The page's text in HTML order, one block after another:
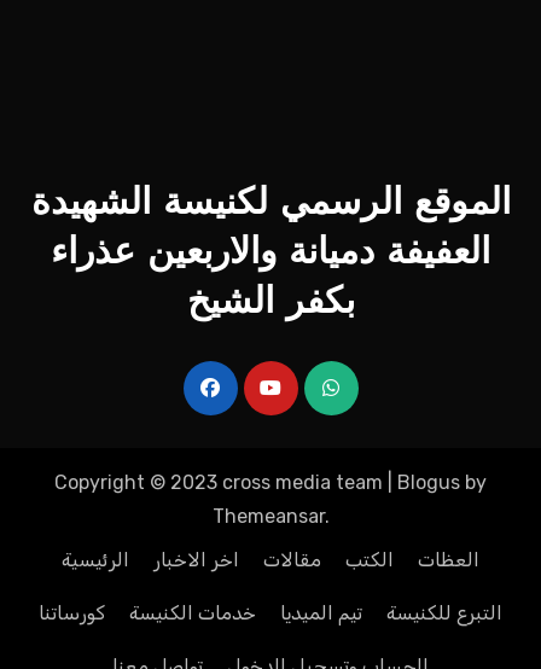
الموقع الرسمي لكنيسة الشهيدة
العفيفة دميانة والاربعين عذراء
بكفر الشيخ
Copyright © 2023 cross media team Blogus by
Themeansar.
الرئيسية
اخر الاخبار مقالات الكتب العظات
كورساتنا خدمات الكنيسة تيم الميديا التبرع للكنيسة